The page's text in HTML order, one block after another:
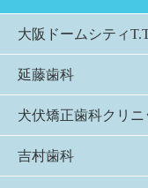
大阪ドームシティ
延藤歯科
犬伏矯正歯科クリニ
吉村歯科